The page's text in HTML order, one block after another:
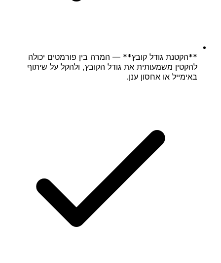
**הקטנת גודל קובץ** — המרה בין פורמטים יכולה
להקטין משמעותית את גודל הקובץ, ולהקל על שיתוף
באימייל או אחסון ענן.